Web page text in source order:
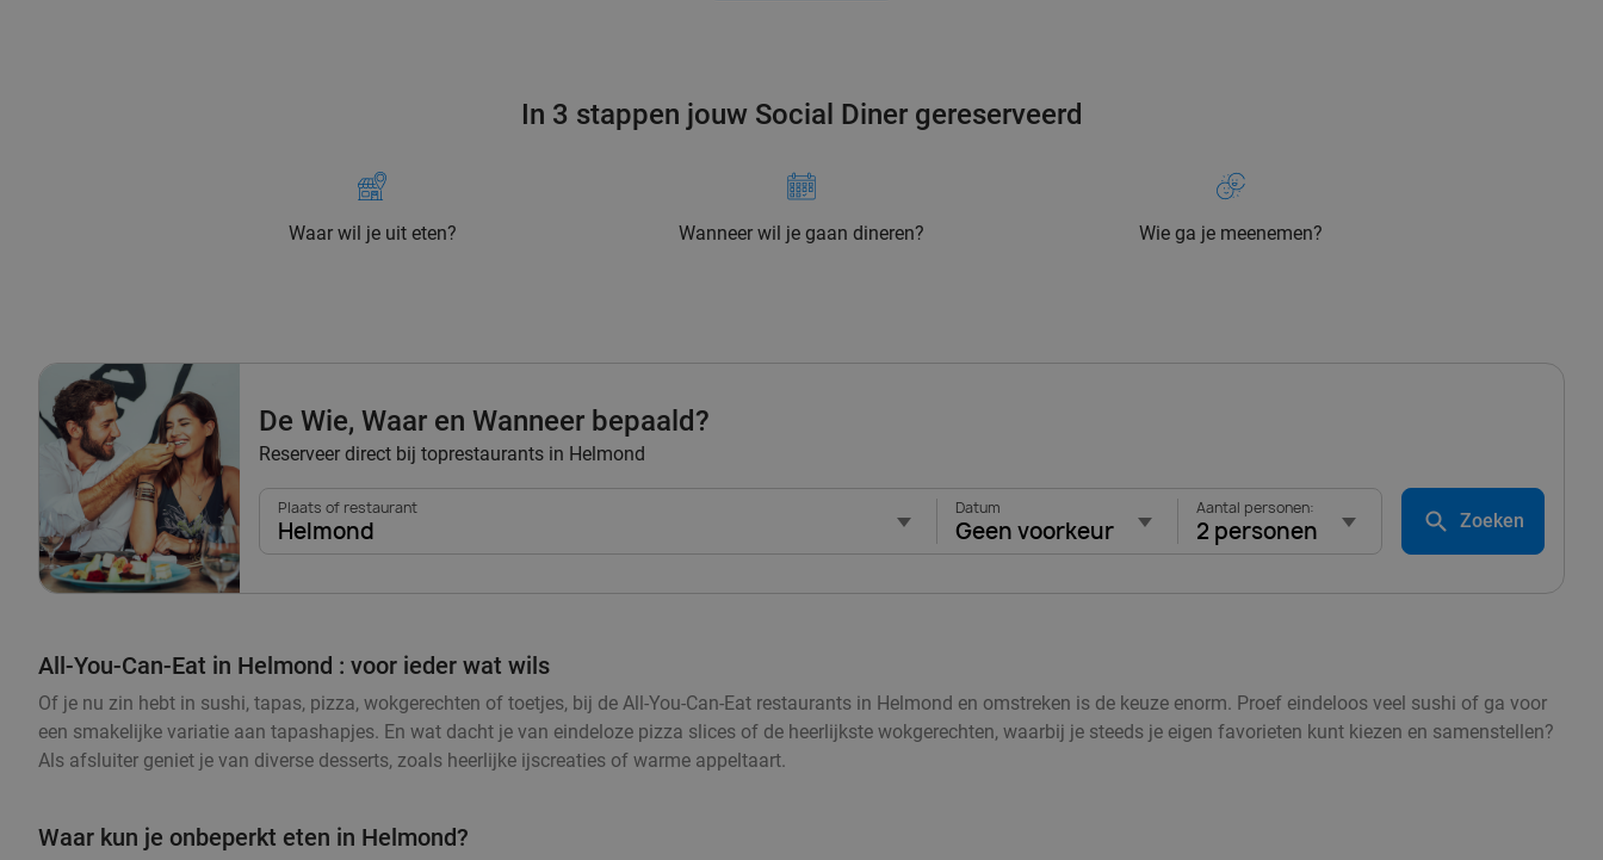
In 3 stappen jouw Social Diner gereserveerd
Waar wil je uit eten? Wanneer wil je gaan dineren? Wie ga je meenemen?
De Wie, Waar en Wanneer bepaald?
Reserveer direct bij toprestaurants in Helmond
Plaats of restaurant
Helmond
Datum
Geen voorkeur
Aantal personen:
2 personen Zoeken
All-You-Can-Eat in Helmond : voor ieder wat wils
Of je nu zin hebt in sushi, tapas, pizza, wokgerechten of toetjes, bij de All-You-Can-Eat restaurants in Helmond en omstreken is de keuze enorm. Proef eindeloos veel sushi of ga voor
een smakelijke variatie aan tapashapjes. En wat dacht je van eindeloze pizza slices of de heerlijkste wokgerechten, waarbij je steeds je eigen favorieten kunt kiezen en samenstellen?
Als afsluiter geniet je van diverse desserts, zoals heerlijke ijscreaties of warme appeltaart.
Waar kun je onbeperkt eten in Helmond?